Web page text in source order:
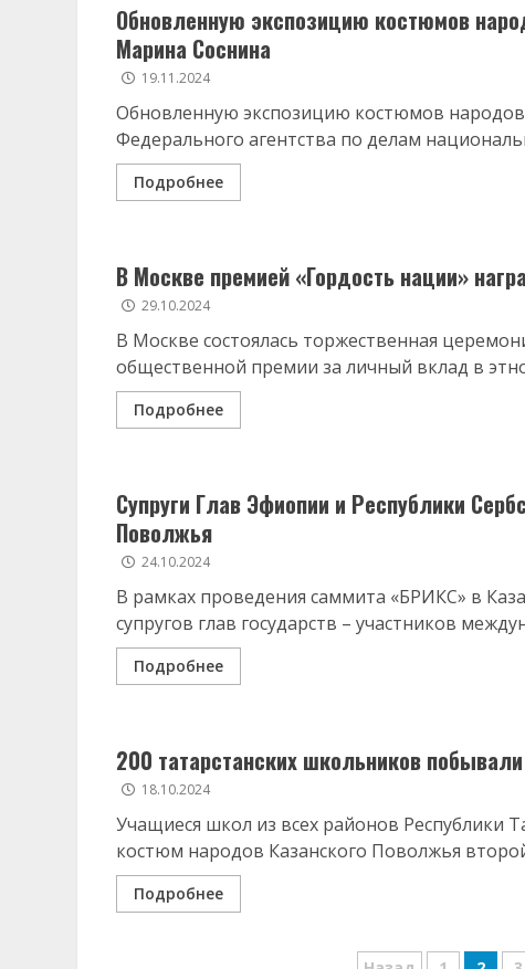
Обновленную экспозицию костюмов
Марина Соснина
19.11.2024
Обновленную экспозицию костюмов
Федерального агентства по делам
Подробнее
В Москве премией «Гордость нации»
29.10.2024
В Москве состоялась торжественная
общественной премии за личный вклад в
Подробнее
Супруги Глав Эфиопии и Республики
Поволжья
24.10.2024
В рамках проведения саммита «БРИКС» в
супругов глав государств – участников
Подробнее
200 татарстанских школьников
18.10.2024
Учащиеся школ из всех районов Республики
костюм народов Казанского Поволжья
Подробнее